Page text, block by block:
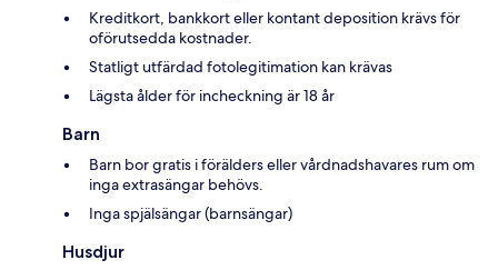
Kreditkort, bankkort eller kontant deposition krävs för
oförutsedda kostnader.
Statligt utfärdad fotolegitimation kan krävas
Lägsta ålder för incheckning är 18 år
Barn
Barn bor gratis i förälders eller vårdnadshavares rum om
inga extrasängar behövs.
Inga spjälsängar (barnsängar)
Husdjur